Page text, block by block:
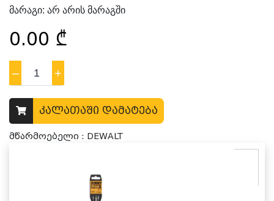
მარაგი: არ არის მარაგში
0.00 ₾
– 1 +
კალათაში დამატება
მწარმოებელი : DEWALT